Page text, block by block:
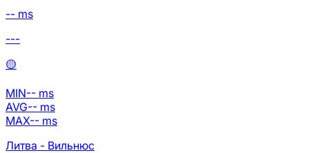
-- ms
---
🟡
MIN-- ms
AVG-- ms
MAX-- ms
Литва - Вильнюс